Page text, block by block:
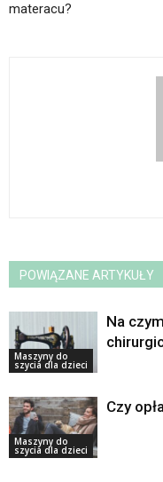
materacu?
POWIĄZANE ARTYKUŁY
Maszyny do
szycia dla dzieci
Na
Maszyny do
szycia dla dzieci
Czy